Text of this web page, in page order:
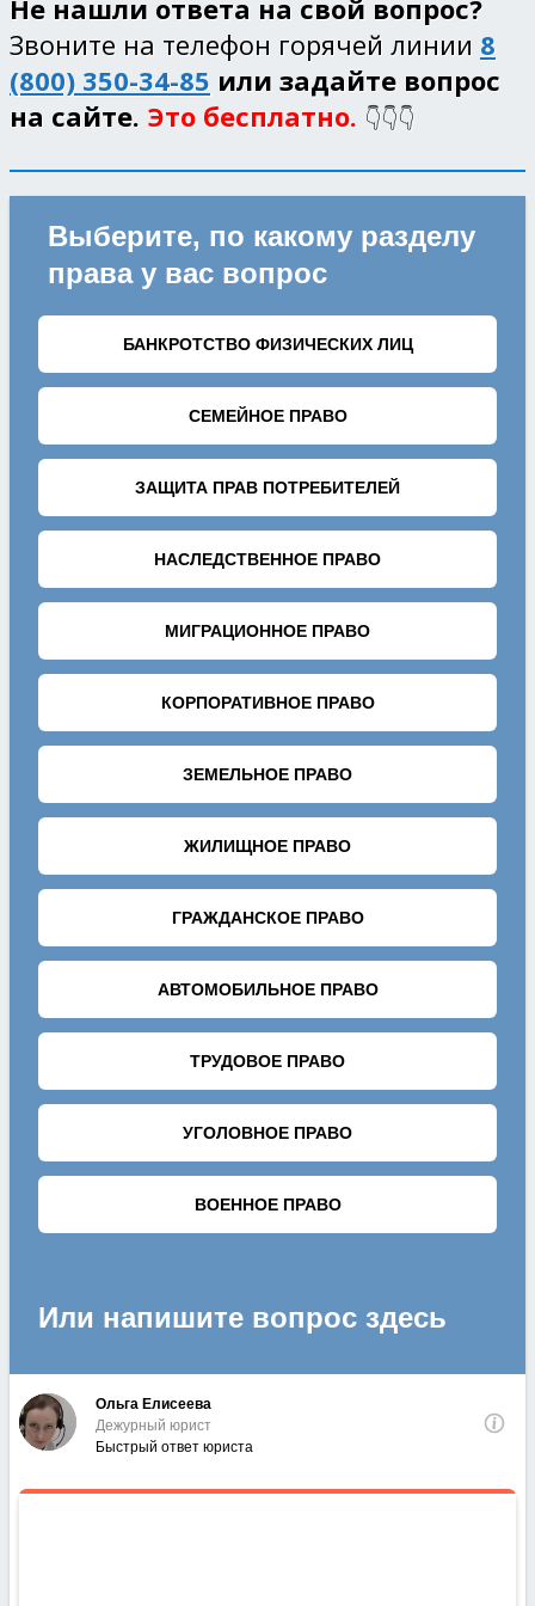
Не нашли ответа на свой вопрос?
Звоните на телефон горячей линии 8
(800) 350-34-85 или задайте вопрос
на сайте. Это бесплатно. 👇👇👇